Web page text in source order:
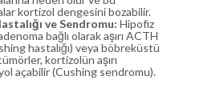
kortizol dengesini bozabilir.
ve Sendromu: Hipofiz
bağlı olarak aşırı ACTH
hastalığı) veya böbreküstü
kortizolün aşırı
açabilir (Cushing sendromu).